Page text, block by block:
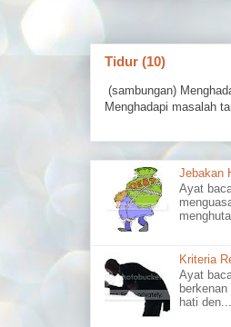
Tidur (10)
(sambungan)
Menghadapi masalah
Jebakan
Ayat
Kriteria
Ayat
hati den...